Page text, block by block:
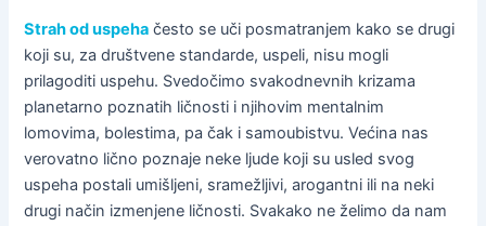
Strah od uspeha često se uči posmatranjem kako se drugi
koji su, za društvene standarde, uspeli, nisu mogli
prilagoditi uspehu. Svedočimo svakodnevnih krizama
planetarno poznatih ličnosti i njihovim mentalnim
lomovima, bolestima, pa čak i samoubistvu. Većina nas
verovatno lično poznaje neke ljude koji su usled svog
uspeha postali umišljeni, sramežljivi, arogantni ili na neki
drugi način izmenjene ličnosti. Svakako ne želimo da nam